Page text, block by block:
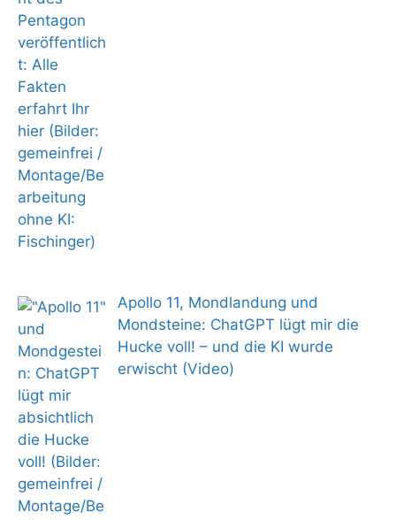
Apollo 11, Mondlandung und
Mondsteine: ChatGPT lügt mir die
Hucke voll! – und die KI wurde
erwischt (Video)